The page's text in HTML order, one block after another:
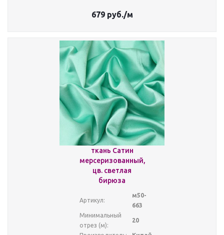
679руб./м
ткань Сатин
мерсеризованный,
цв. светлая
бирюза
Артикул:
м50-
663
Минимальный
отрез (м):
20